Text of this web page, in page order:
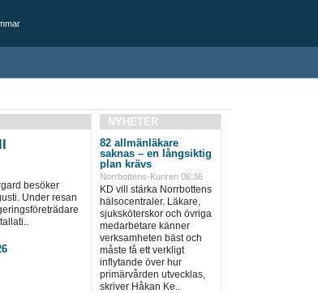
besöker
Under resan
NYHETER
82 allmänläkare
saknas – en långsiktig
plan krävs
Norrbottens-Kuriren 06:36
KD vill stärka Norrbottens
hälsocentraler. Läkare,
sjuksköterskor och övriga
medarbetare känner
verksamheten bäst och
måste få ett verkligt
inflytande över hur
primärvården utvecklas,
skriver Håkan Ke..